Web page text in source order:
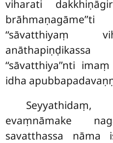
viharati
anāthapiṇḍikassa
‘‘sāvatthiya’’nti
idha
evaṃnāmake
savatthassa nāma